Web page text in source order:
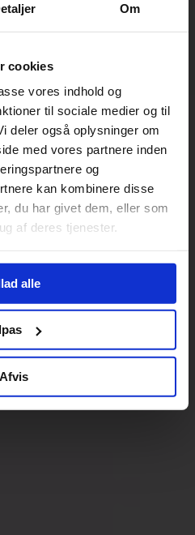
Om
cookies
vores indhold og
til sociale medier og til
deler også oplysninger om
med vores partnere inden
og
kan kombinere disse
du har givet dem, eller som
af deres tjenester.
alle
Afvis